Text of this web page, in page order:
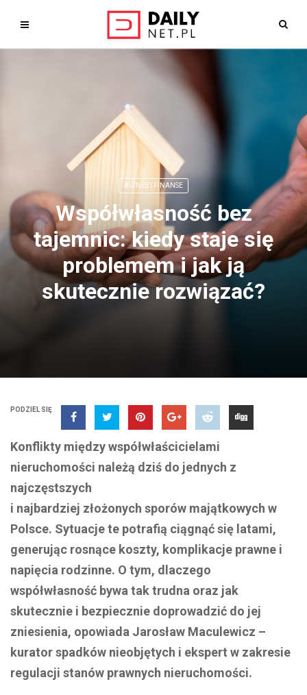
BIZNES I FINANSE
Współwłasność bez
tajemnic: kiedy staje się
problemem i jak ją
skutecznie rozwiązać?
PODZIEL SIĘ
Konflikty między współwłaścicielami
nieruchomości należą dziś do jednych z
najczęstszych
i najbardziej złożonych sporów majątkowych w
Polsce. Sytuacje te potrafią ciągnąć się latami,
generując rosnące koszty, komplikacje prawne i
napięcia rodzinne. O tym, dlaczego
współwłasność bywa tak trudna oraz jak
skutecznie i bezpiecznie doprowadzić do jej
zniesienia, opowiada Jarosław Maculewicz –
kurator spadków nieobjętych i ekspert w zakresie
regulacji stanów prawnych nieruchomości.